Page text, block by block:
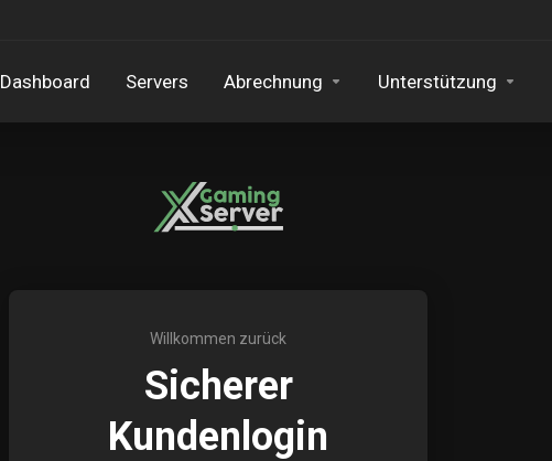
Dashboard Servers Abrechnung Unterstützung
Willkommen zurück
Sicherer
Kundenlogin